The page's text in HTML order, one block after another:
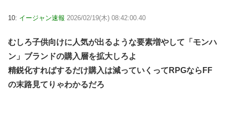
10: イージャン速報 2026/02/19(木) 08:42:00.40
むしろ子供向けに人気が出るような要素増やして「モンハ
ン」ブランドの購入層を拡大しろよ
精鋭化すればするだけ購入は減っていくってRPGならFF
の末路見てりゃわかるだろ